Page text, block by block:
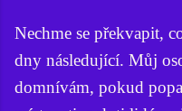
Nechme se překvapit,
dny následující. Můj
domnívám, pokud